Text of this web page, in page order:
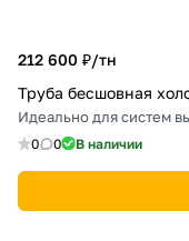
212 600 ₽/тн
Труба бесшовная
Идеально для систем
0 0 В наличии